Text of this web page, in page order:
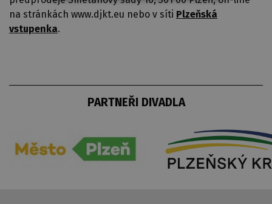
na stránkách www.djkt.eu nebo v síti Plzeňská
vstupenka.
PARTNEŘI DIVADLA